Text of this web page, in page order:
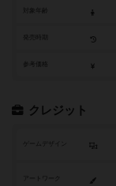
参考価格
クレジット
ゲームデザイン
アートワーク